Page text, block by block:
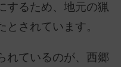
するため、地元の猟
されています。
れているのが、西郷